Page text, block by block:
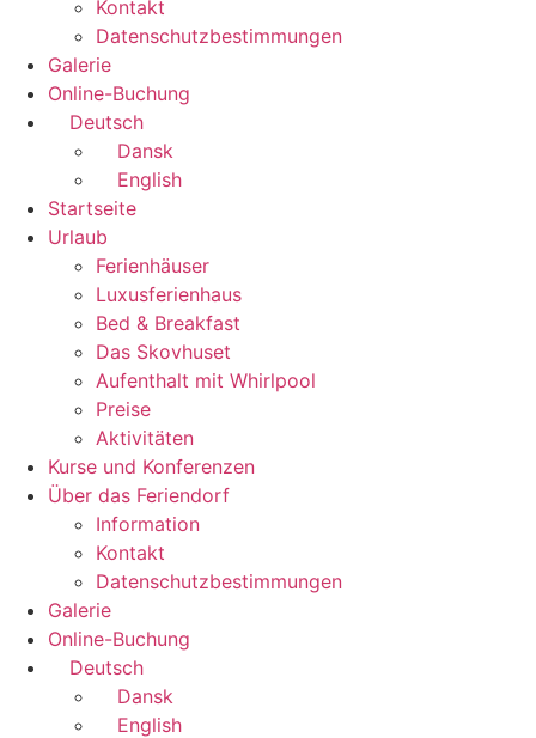
Kontakt
Datenschutzbestimmungen
Galerie
Online-Buchung
Deutsch
Dansk
English
Startseite
Urlaub
Ferienhäuser
Luxusferienhaus
Bed & Breakfast
Das Skovhuset
Aufenthalt mit Whirlpool
Preise
Aktivitäten
Kurse und Konferenzen
Über das Feriendorf
Information
Kontakt
Datenschutzbestimmungen
Galerie
Online-Buchung
Deutsch
Dansk
English